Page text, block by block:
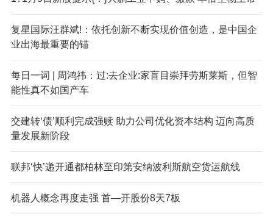
复星国际汪群斌!：依托创新不断实现价值创造，是中国企
业出海最重要的锚
每日一词 | 周鸿祎：过:去企业:家盲目崇拜劳斯莱斯，但智
能性真不如国产车
交建转‘债’顺利完成强赎 助力公司优化资本结构 迈向高质
量发展新阶段
联邦‘快’递开通都柏林至印第安纳波利斯航空货运航线
机器人概念再度走强 首—开股份8天7板